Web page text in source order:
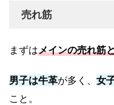
売れ筋
まずはメインの売れ筋
男子は牛革が多く、 女
こと。